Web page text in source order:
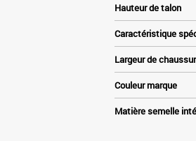
Hauteur de talon
Caractéristique
Largeur de
Couleur marque
Matière semelle